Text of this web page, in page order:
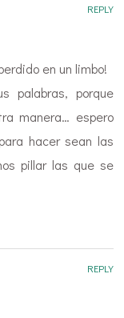
en un limbo!
palabras, porque
manera… espero
hacer sean las
pillar las que se
REPLY
REPLY